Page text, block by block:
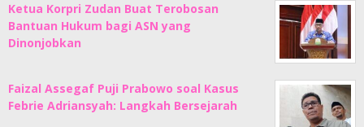
Ketua Korpri Zudan Buat Terobosan
Bantuan Hukum bagi ASN yang
Dinonjobkan
Faizal Assegaf Puji Prabowo soal Kasus
Febrie Adriansyah: Langkah Bersejarah